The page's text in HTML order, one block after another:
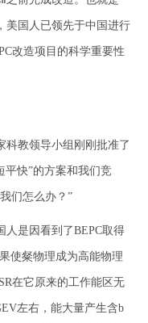
美国人已领先于中国进行
改造项目的科学重要性
科教领导小组刚刚批准了
平快”的方案和我们竞
们怎么办？”
人是因看到了BEPC取得
使粲物理成为高能物理
在它原来的工作能区无
左右，能大量产生含b